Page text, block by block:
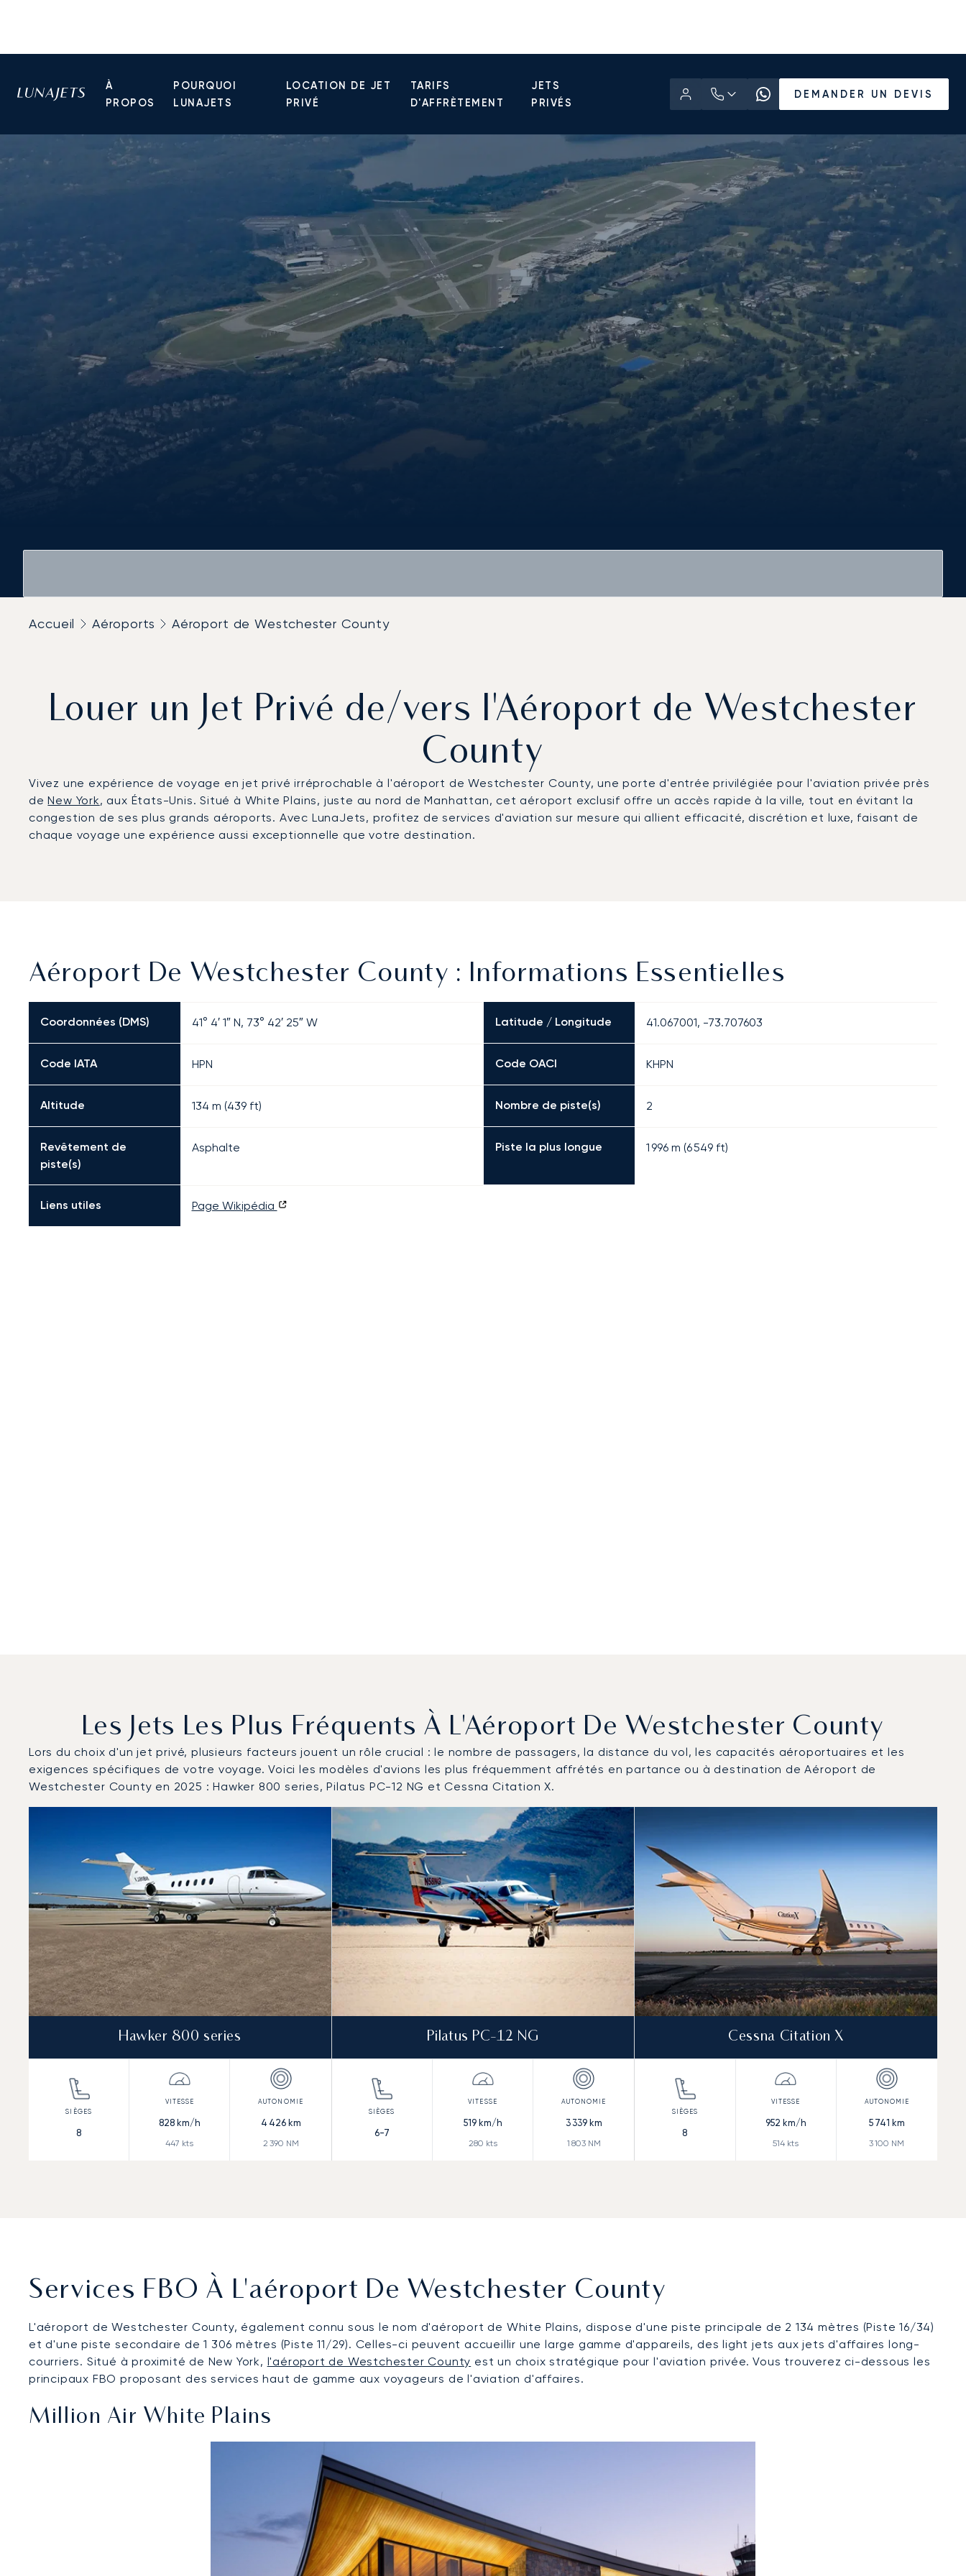
À
PROPOS
POURQUOI
LUNAJETS
LOCATION DE JET
PRIVÉ
TARIFS
D'AFFRÈTEMENT
JETS
PRIVÉS
DEMANDER UN DEVIS
Accueil Aéroports Aéroport de Westchester County
Louer un Jet Privé de/vers l'Aéroport de Westchester
County
Vivez une expérience de voyage en jet privé irréprochable à l'aéroport de Westchester County, une porte d'entrée privilégiée pour l'aviation privée près
deNew York, aux États-Unis. Situé à White Plains, juste au nord de Manhattan, cet aéroport exclusif offre un accès rapide à la ville, tout en évitant la
congestion de ses plus grands aéroports. Avec LunaJets, profitez de services d'aviation sur mesure qui allient efficacité, discrétion et luxe, faisant de
chaque voyage une expérience aussi exceptionnelle que votre destination.
Aéroport De Westchester County : Informations Essentielles
Coordonnées (DMS) 41° 4′ 1″ N, 73° 42′ 25″ W Latitude / Longitude 41.067001, -73.707603
Code IATA HPN Code OACI KHPN
Altitude 134 m (439 ft) Nombre de piste(s) 2
Revêtement de
piste(s)
Asphalte Piste la plus longue 1 996 m (6 549 ft)
Liens utiles Page Wikipédia
Les Jets Les Plus Fréquents À L'Aéroport De Westchester County
Lors du choix d'un jet privé, plusieurs facteurs jouent un rôle crucial : le nombre de passagers, la distance du vol, les capacités aéroportuaires et les
exigences spécifiques de votre voyage. Voici les modèles d'avions les plus fréquemment affrétés en partance ou à destination de Aéroport de
Westchester County en 2025 : Hawker 800 series, Pilatus PC-12 NG et Cessna Citation X.
Aéroport de Westchester County : Les 3 modèles d'aéronefs les plus fréquentés en nombre de mouvements en 2025
Autonomie (NM)
Hawker 800 series
8
828km/h
447 kts
4 426km
2 390 NM
Pilatus PC-12 NG
6-7
519km/h
280 kts
3 339km
1 803NM
Cessna Citation X
8
952 km/h
514 kts
5 741 km
3 100 NM
Services FBO À L'aéroport De Westchester County
L'aéroport de Westchester County, également connu sous le nom d'aéroport de White Plains, dispose d'une piste principale de 2 134 mètres (Piste 16/34)
et d'une piste secondaire de 1 306 mètres (Piste 11/29). Celles-ci peuvent accueillir une large gamme d'appareils, des light jets aux jets d'affaires long-
courriers. Situé à proximité de New York, l'aéroport de Westchester County est un choix stratégique pour l'aviation privée. Vous trouverez ci-dessous les
principaux FBO proposant des services haut de gamme aux voyageurs de l'aviation d'affaires.
Million Air White Plains